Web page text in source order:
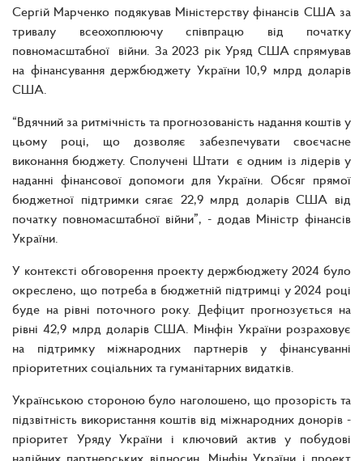
Сергій Марченко подякував Міністерству фінансів США за
тривалу всеохоплюючу співпрацю від початку
повномасштабної війни. За 2023 рік Уряд США спрямував
на фінансування держбюджету України 10,9 млрд доларів
США.
“Вдячний за ритмічність та прогнозованість надання коштів у
цьому році, що дозволяє забезпечувати своєчасне
виконання бюджету. Сполучені Штати є одним із лідерів у
наданні фінансової допомоги для України. Обсяг прямої
бюджетної підтримки сягає 22,9 млрд доларів США від
початку повномасштабної війни”, - додав Міністр фінансів
України.
У контексті обговорення проекту держбюджету 2024 було
окреслено, що потреба в бюджетній підтримці у 2024 році
буде на рівні поточного року. Дефіцит прогнозується на
рівні 42,9 млрд доларів США. Мінфін України розраховує
на підтримку міжнародних партнерів у фінансуванні
пріоритетних соціальних та гуманітарних видатків.
Українською стороною було наголошено, що прозорість та
підзвітність використання коштів від міжнародних донорів -
пріоритет Уряду України і ключовий актив у побудові